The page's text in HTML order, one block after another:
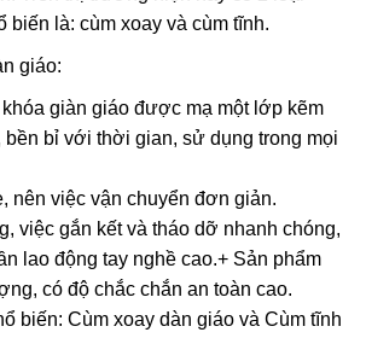
biến là: cùm xoay và cùm tĩnh.
giáo:
giàn giáo được mạ một lớp kẽm
bền bỉ với thời gian, sử dụng trong mọi
nên việc vận chuyển đơn giản.
việc gắn kết và tháo dỡ nhanh chóng,
lao động tay nghề cao.+ Sản phẩm
có độ chắc chắn an toàn cao.
biến: Cùm xoay dàn giáo và Cùm tĩnh